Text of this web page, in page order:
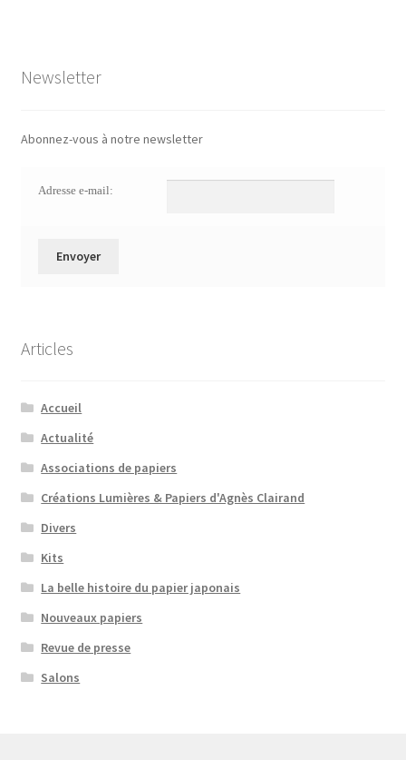
Newsletter
Abonnez-vous à notre newsletter
Adresse e-mail:
Articles
Accueil
Actualité
Associations de papiers
Créations Lumières & Papiers d'Agnès Clairand
Divers
Kits
La belle histoire du papier japonais
Nouveaux papiers
Revue de presse
Salons